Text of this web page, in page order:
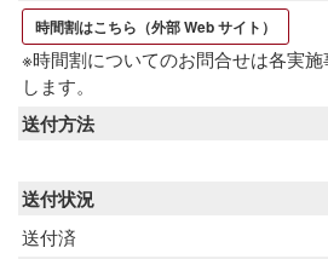
時間割はこちら（外部 Web サイト）
※時間割についてのお問合せは各実
します。
送付方法
送付状況
送付済